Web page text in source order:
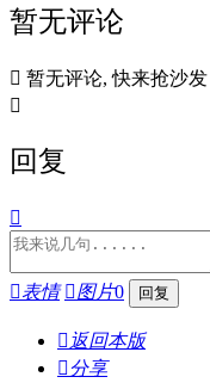
暂无评论
 暂无评论, 快来抢沙发

回复

表情 图片0
 返回本版
分享